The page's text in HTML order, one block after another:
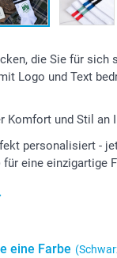
die Sie für sich
Logo und Text
Komfort und Stil an
personalisiert -
eine einzigartige
eine Farbe